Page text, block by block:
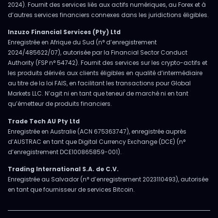
2024). Fournit des services liés aux actifs numériques, au Forex et à
d’autres services financiers connexes dans les juridictions éligibles.
Inzuzo Financial Services (Pty) Ltd
Enregistrée en Afrique du Sud (n° d’enregistrement
2024/485622/07), autorisée par la Financial Sector Conduct
Authority (FSP n° 54742). Fournit des services sur les crypto-actifs et
les produits dérivés aux clients éligibles en qualité d’intermédiaire
au titre de la loi FAIS, en facilitant les transactions pour Global
Markets LLC. N’agit ni en tant que teneur de marché ni en tant
qu’émetteur de produits financiers.
Trade Tech AU Pty Ltd
Enregistrée en Australie (ACN 675363747), enregistrée auprès
d’AUSTRAC en tant que Digital Currency Exchange (DCE) (n°
d’enregistrement DCE100865859-001).
Trading International S.A. de C.V.
Enregistrée au Salvador (n° d’enregistrement 2023110493), autorisée
en tant que fournisseur de services Bitcoin.